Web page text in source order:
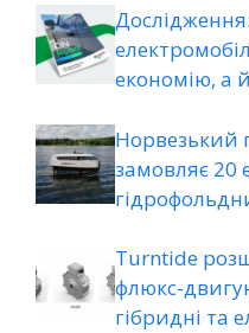
економію, а
Норвезький
замовляє 20
Turntide
флюкс-
гібридні та